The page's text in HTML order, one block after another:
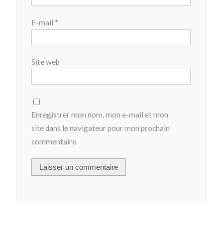
E-mail *
Site web
Enregistrer mon nom, mon e-mail et mon
site dans le navigateur pour mon prochain
commentaire.